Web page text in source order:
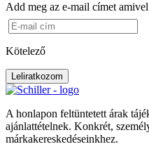
Add meg az e-mail címet
Kötelező
Leliratkozom
A honlapon feltüntetett árak
ajánlattételnek. Konkrét,
márkakereskedéseinkhez.